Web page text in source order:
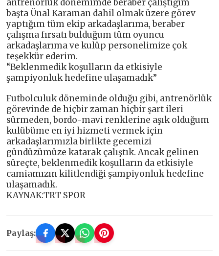
antrenörlük dönemimde beraber çalıştığım
başta Ünal Karaman dahil olmak üzere görev
yaptığım tüm ekip arkadaşlarıma, beraber
çalışma fırsatı bulduğum tüm oyuncu
arkadaşlarıma ve kulüp personelimize çok
teşekkür ederim.
“Beklenmedik koşulların da etkisiyle
şampiyonluk hedefine ulaşamadık”
Futbolculuk döneminde olduğu gibi, antrenörlük
görevinde de hiçbir zaman hiçbir şart ileri
sürmeden, bordo-mavi renklerine aşık olduğum
kulübüme en iyi hizmeti vermek için
arkadaşlarımızla birlikte gecemizi
gündüzümüze katarak çalıştık. Ancak gelinen
süreçte, beklenmedik koşulların da etkisiyle
camiamızın kilitlendiği şampiyonluk hedefine
ulaşamadık.
KAYNAK:TRT SPOR
Paylaş: